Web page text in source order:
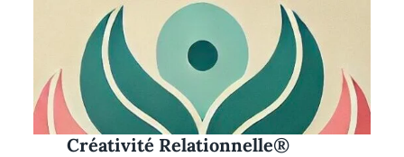
Créativité Relationnelle®